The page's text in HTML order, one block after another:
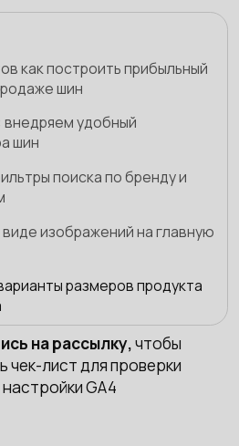
как построить прибыльный
шин
внедряем удобный
шин
поиска по бренду и
изображений на главную
размеров продукта
страниц и не
лишней
бизнесу нужен
сайт для увеличения
на рассылку,чтобы
чек-лист для проверки
настройки GA4